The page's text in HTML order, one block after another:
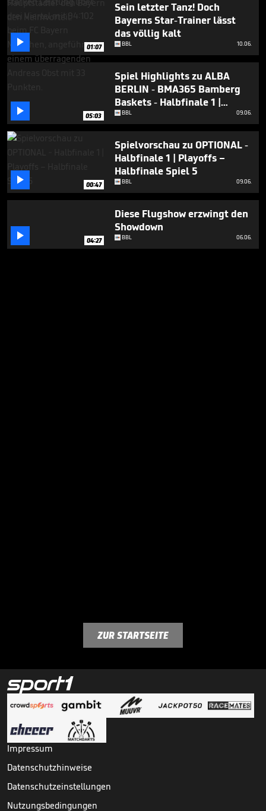
 01:07
Sein letzter Tanz! Doch
Bayerns Star-Trainer lässt
das völlig kalt
BBL 10.06.
 05:03
Spiel Highlights zu ALBA
BERLIN - BMA365 Bamberg
Baskets - Halbfinale 1 |
Playoffs – Halbfinale Spiel 5
BBL 09.06.
 00:47
Spielvorschau zu OPTIONAL -
Halbfinale 1 | Playoffs –
Halbfinale Spiel 5
BBL 09.06.
 04:27
Diese Flugshow erzwingt den
Showdown
BBL 06.06.
ZUR STARTSEITE
Impressum
Datenschutzhinweise
Datenschutzeinstellungen
Nutzungsbedingungen